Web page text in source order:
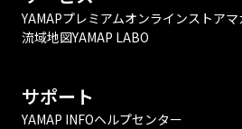
YAMAPプレミアムオンラインストアマ
流域地図YAMAP LABO
サポート
YAMAP INFOヘルプセンター